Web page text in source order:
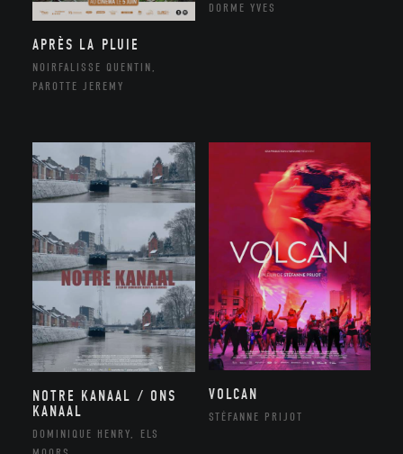
APRÈS LA PLUIE
NOIRFALISSE QUENTIN,
PAROTTE JEREMY
DORME YVES
NOTRE KANAAL / ONS
KANAAL
DOMINIQUE HENRY, ELS
VOLCAN
STÉFANNE PRIJOT